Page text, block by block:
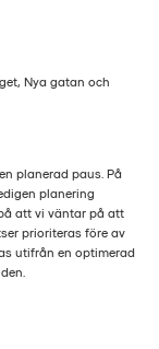
Nya gatan och
planerad paus. På
planering
att vi väntar på att
prioriteras före av
utifrån en optimerad